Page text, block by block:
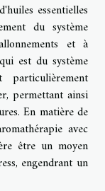
essentielles
du système
et à
est du système
particulièrement
permettant ainsi
En matière de
avec
être un moyen
engendrant un